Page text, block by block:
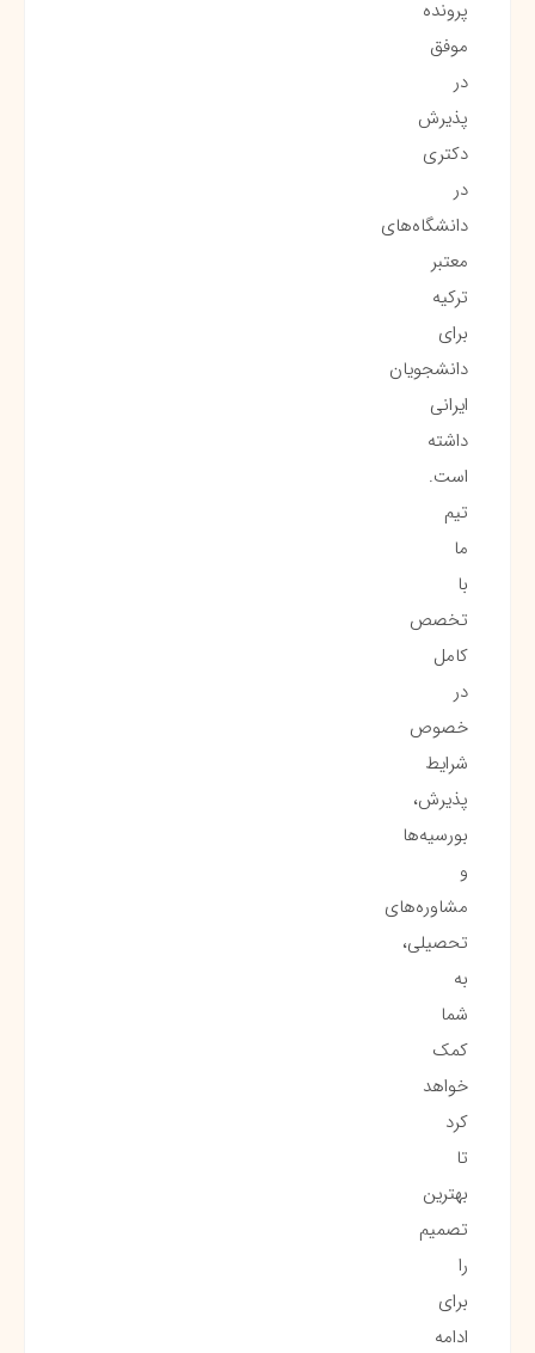
پرونده
موفق
در
پذیرش
دکتری
در
دانشگاه‌های
معتبر
ترکیه
برای
دانشجویان
ایرانی
داشته
است.
تیم
ما
با
تخصص
کامل
در
خصوص
شرایط
پذیرش،
بورسیه‌ها
و
مشاوره‌های
تحصیلی،
به
شما
کمک
خواهد
کرد
تا
بهترین
تصمیم
را
برای
ادامه